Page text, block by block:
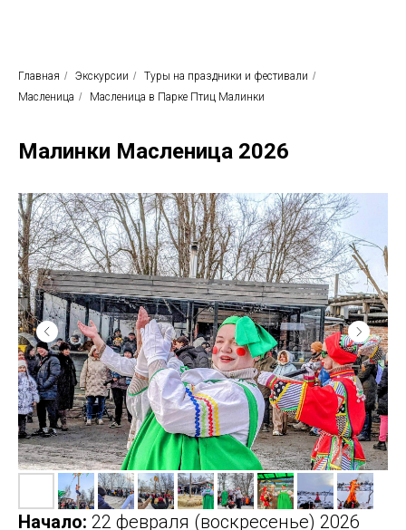
Главная / Экскурсии / Туры на праздники и фестивали /
Масленица / Масленица в Парке Птиц Малинки
Малинки Масленица 2026
Начало: 22 февраля (воскресенье) 2026